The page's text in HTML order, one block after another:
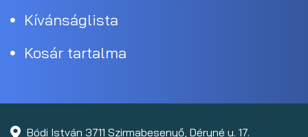
Kívánságlista
Kosár tartalma
Bódi István 3711 Szirmabesenyő, Déryné u. 17.